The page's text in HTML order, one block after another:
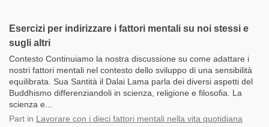
Esercizi per indirizzare i fattori mentali su noi stessi e
sugli altri
Contesto Continuiamo la nostra discussione su come adattare i
nostri fattori mentali nel contesto dello sviluppo di una sensibilità
equilibrata. Sua Santità il Dalai Lama parla dei diversi aspetti del
Buddhismo differenziandoli in scienza, religione e filosofia. La
scienza e...
Part in Lavorare con i dieci fattori mentali nella vita quotidiana